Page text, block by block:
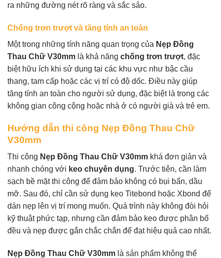
ra những đường nét rõ ràng và sắc sảo.
Chống trơn trượt và tăng tính an toàn
Một trong những tính năng quan trọng của Nẹp Đồng
Thau Chữ V30mm là khả năng chống trơn trượt, đặc
biệt hữu ích khi sử dụng tại các khu vực như bậc cầu
thang, tam cấp hoặc các vị trí có độ dốc. Điều này giúp
tăng tính an toàn cho người sử dụng, đặc biệt là trong các
không gian công cộng hoặc nhà ở có người già và trẻ em.
Hướng dẫn thi công Nẹp Đồng Thau Chữ
V30mm
Thi công Nẹp Đồng Thau Chữ V30mm khá đơn giản và
nhanh chóng với keo chuyên dụng. Trước tiên, cần làm
sạch bề mặt thi công để đảm bảo không có bụi bẩn, dầu
mỡ. Sau đó, chỉ cần sử dụng keo Titebond hoặc Xbond để
dán nẹp lên vị trí mong muốn. Quá trình này không đòi hỏi
kỹ thuật phức tạp, nhưng cần đảm bảo keo được phân bố
đều và nẹp được gắn chắc chắn để đạt hiệu quả cao nhất.
Nẹp Đồng Thau Chữ V30mm là sản phẩm không thể